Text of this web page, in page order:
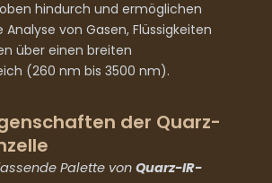
hindurch und ermöglichen
von Gasen, Flüssigkeiten
über einen breiten
(260 nm bis 3500 nm).
der Quarz-
Palette von Quarz-IR-